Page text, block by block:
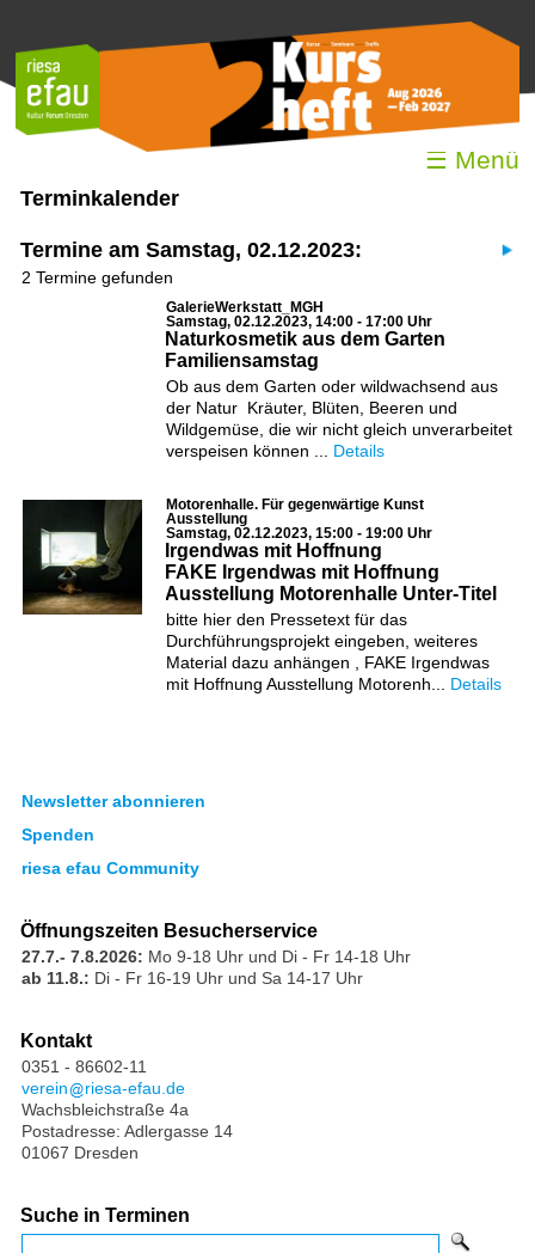
☰ Menü
Terminkalender
Termine am Samstag, 02.12.2023:
2 Termine gefunden
GalerieWerkstatt_MGH
Samstag, 02.12.2023, 14:00 - 17:00 Uhr
Naturkosmetik aus dem Garten
Familiensamstag
Ob aus dem Garten oder wildwachsend aus
der Natur  Kräuter, Blüten, Beeren und
Wildgemüse, die wir nicht gleich unverarbeitet
verspeisen können ... Details
Motorenhalle. Für gegenwärtige Kunst
Ausstellung
Samstag, 02.12.2023, 15:00 - 19:00 Uhr
Irgendwas mit Hoffnung
FAKE Irgendwas mit Hoffnung
Ausstellung Motorenhalle Unter-Titel
bitte hier den Pressetext für das
Durchführungsprojekt eingeben, weiteres
Material dazu anhängen , FAKE Irgendwas
mit Hoffnung Ausstellung Motorenh... Details
Newsletter abonnieren
Spenden
riesa efau Community
Öffnungszeiten Besucherservice
27.7.- 7.8.2026: Mo 9-18 Uhr und Di - Fr 14-18 Uhr
ab 11.8.: Di - Fr 16-19 Uhr und Sa 14-17 Uhr
Kontakt
0351 - 86602-11
verein
riesa-efau.de
Wachsbleichstraße 4a
Postadresse: Adlergasse 14
01067 Dresden
Suche in Terminen